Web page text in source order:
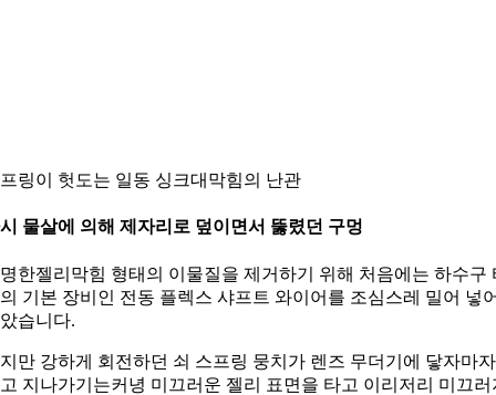
링이 헛도는 일동 싱크대막힘의 난관
물살에 의해 제자리로 덮이면서 뚫렸던 구멍
한젤리막힘 형태의 이물질을 제거하기 위해 처음에는 하수구
기본 장비인 전동 플렉스 샤프트 와이어를 조심스레 밀어 넣
습니다.
만 강하게 회전하던 쇠 스프링 뭉치가 렌즈 무더기에 닿자마
지나가기는커녕 미끄러운 젤리 표면을 타고 이리저리 미끄러